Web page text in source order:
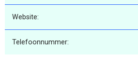
Website:
Telefoonnummer: